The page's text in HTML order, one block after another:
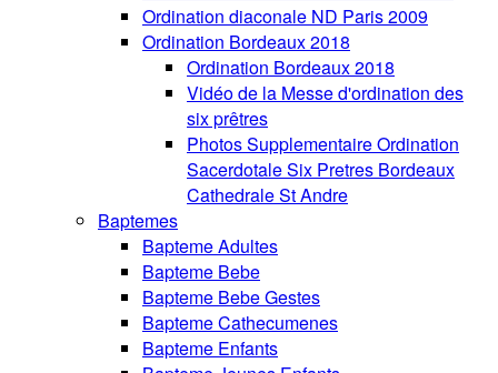
Ordination diaconale ND Paris 2009
Ordination Bordeaux 2018
Ordination Bordeaux 2018
Vidéo de la Messe d'ordination des
six prêtres
Photos Supplementaire Ordination
Sacerdotale Six Pretres Bordeaux
Cathedrale St Andre
Baptemes
Bapteme Adultes
Bapteme Bebe
Bapteme Bebe Gestes
Bapteme Cathecumenes
Bapteme Enfants